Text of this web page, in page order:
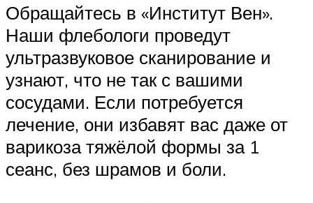
Обращайтесь в «Институт Вен».
Наши флебологи проведут
ультразвуковое сканирование и
узнают, что не так с вашими
сосудами. Если потребуется
лечение, они избавят вас даже от
варикоза тяжёлой формы за 1
сеанс, без шрамов и боли.